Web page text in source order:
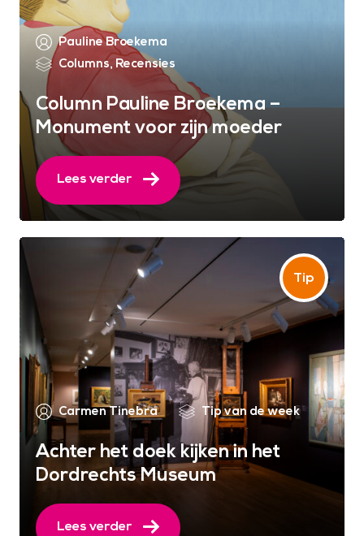
Pauline Broekema
Columns, Recensies
Column Pauline Broekema –
Monument voor zijn moeder
Lees verder
Carmen Tinebra Tip van de week
Achter het doek kijken in het
Dordrechts Museum
Lees verder